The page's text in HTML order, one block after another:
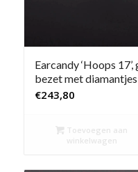
Earcandy ‘Hoops
bezet met diamantjes
€243,80
Toevoegen aan
winkelwagen